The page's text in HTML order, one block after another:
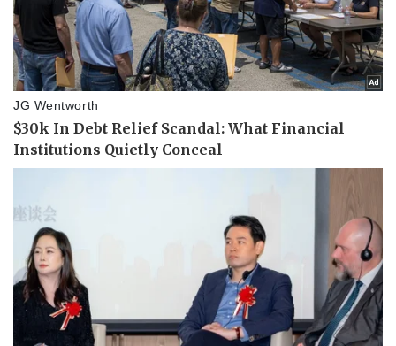
Thể thao
Bóng đá
Lịch thi đấu bóng đá
Thế giới thể thao
eSports
Ô tô - Xe máy
Xe máy
Tư vấn